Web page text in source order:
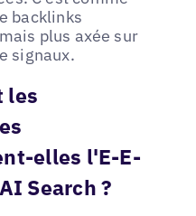
backlinks
plus axée sur
signaux.
les
elles l'E-E-
Search ?